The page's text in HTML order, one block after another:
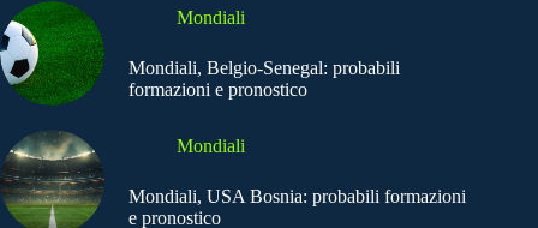
Mondiali
Mondiali, Belgio-Senegal: probabili
formazioni e pronostico
Mondiali
Mondiali, USA Bosnia: probabili formazioni
e pronostico